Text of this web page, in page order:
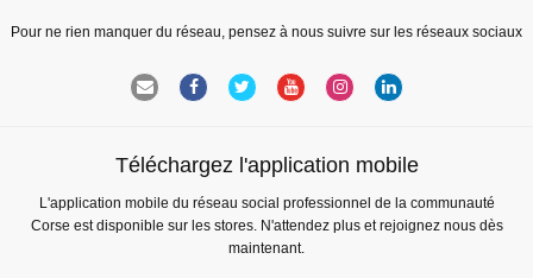
Pour ne rien manquer du réseau, pensez à nous suivre sur les réseaux sociaux
Téléchargez l'application mobile
L'application mobile du réseau social professionnel de la communauté
Corse est disponible sur les stores. N'attendez plus et rejoignez nous dès
maintenant.